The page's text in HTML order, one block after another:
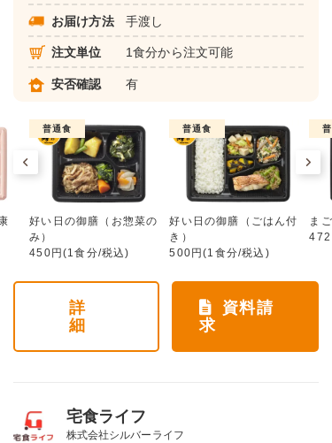
お届け方法 手渡し
注文単位 1食分から注文可能
安否確認 有
普通食
好い日の御膳（お惣菜の
み）
450円(1食分/税込)
普通食
好い日の御膳（ごはん付
き）
500円(1食分/税込)
ま
詳
細
資料請
求
宅食ライフ
株式会社シルバーライフ